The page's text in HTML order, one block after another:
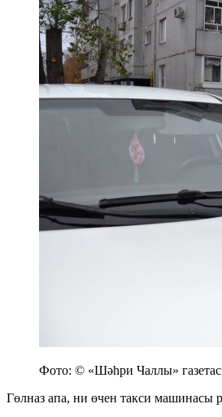
Фото: © «Шәһри Чаллы»
Гөлназ апа, ни өчен такси машинасы